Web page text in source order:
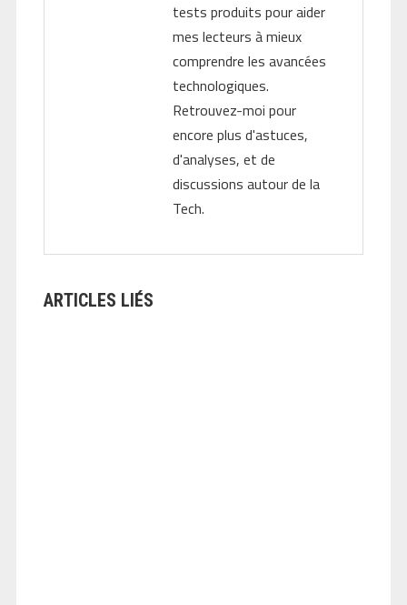
tests produits pour aider
mes lecteurs à mieux
comprendre les avancées
technologiques.
Retrouvez-moi pour
encore plus d'astuces,
d'analyses, et de
discussions autour de la
Tech.
ARTICLES LIÉS